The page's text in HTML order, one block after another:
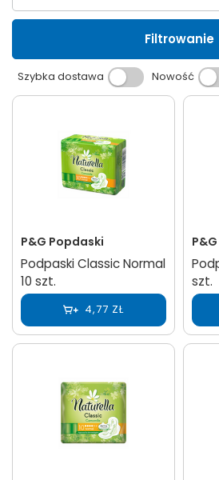
Filtrowanie
Szybka dostawa Nowość
P&G Popdaski
Podpaski Classic Normal
10 szt.
4,77 ZŁ
szt.